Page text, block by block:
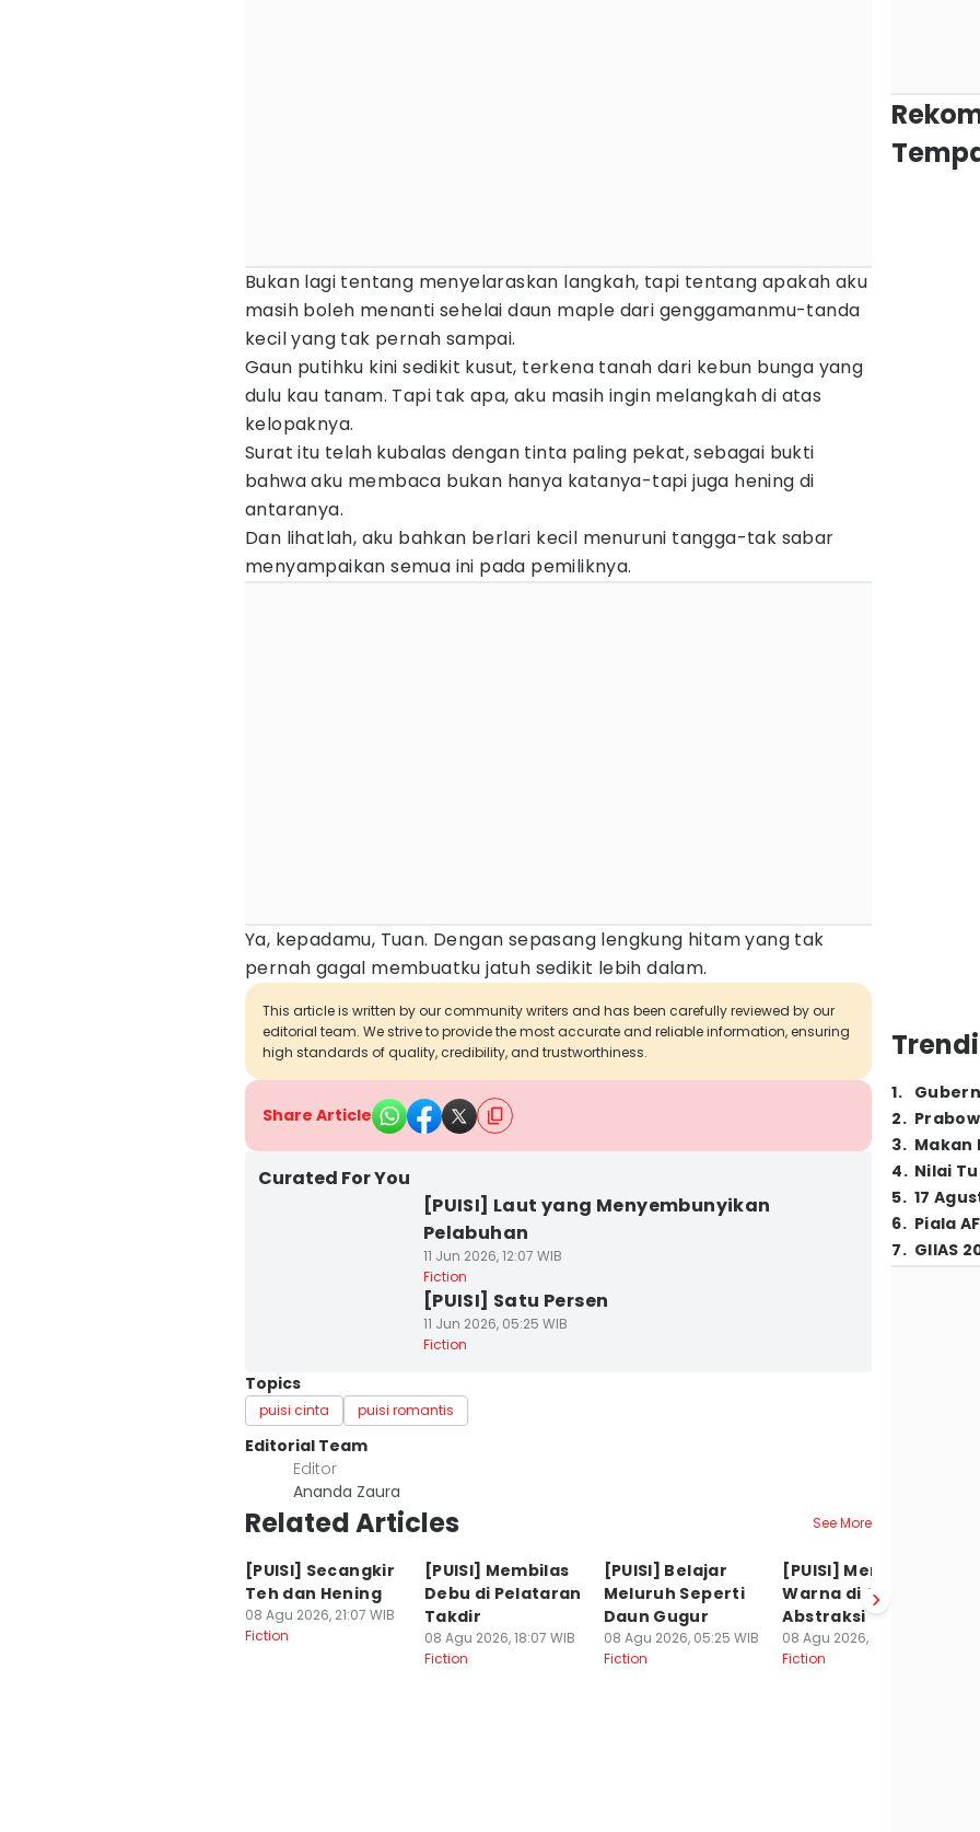
Bukan lagi tentang menyelaraskan langkah, tapi tentang apakah aku
masih boleh menanti sehelai daun maple dari genggamanmu-tanda
kecil yang tak pernah sampai.
Gaun putihku kini sedikit kusut, terkena tanah dari kebun bunga yang
dulu kau tanam. Tapi tak apa, aku masih ingin melangkah di atas
kelopaknya.
Surat itu telah kubalas dengan tinta paling pekat, sebagai bukti
bahwa aku membaca bukan hanya katanya-tapi juga hening di
antaranya.
Dan lihatlah, aku bahkan berlari kecil menuruni tangga-tak sabar
menyampaikan semua ini pada pemiliknya.
Ya, kepadamu, Tuan. Dengan sepasang lengkung hitam yang tak
pernah gagal membuatku jatuh sedikit lebih dalam.
This article is written by our community writers and has been carefully reviewed by our
editorial team. We strive to provide the most accurate and reliable information, ensuring
high standards of quality, credibility, and trustworthiness.
Share Article
Curated For You
[PUISI] Laut yang Menyembunyikan
Pelabuhan
11 Jun 2026, 12:07 WIB
Fiction
[PUISI] Satu Persen
11 Jun 2026, 05:25 WIB
Fiction
Topics
puisi cinta puisi romantis
Editorial Team
Editor
Ananda Zaura
Related Articles See More
[PUISI] Secangkir
Teh dan Hening
08 Agu 2026, 21:07 WIB
Fiction
[PUISI] Membilas
Debu di Pelataran
Takdir
08 Agu 2026, 18:07 WIB
Fiction
[PUISI] Belajar
Meluruh Seperti
Daun Gugur
08 Agu 2026, 05:25 WIB
Fiction
[PUISI] Mencari
Warna di Antara
Abstraksi
08 Agu 2026, 05:04 WIB
Fiction
1.
2.
3. Makan
4. Nilai
5. 17
6. Piala
7. GIIAS